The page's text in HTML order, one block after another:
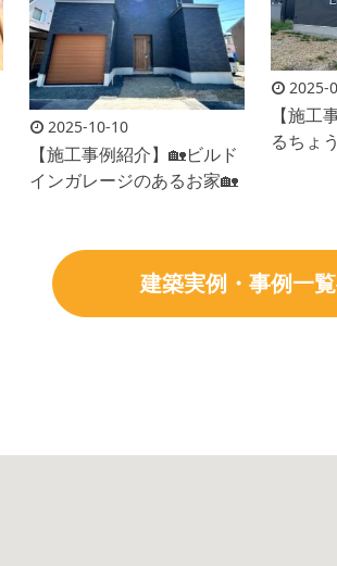
2025-10-10
【施工事例紹介】🏡ビルド
インガレージのあるお家🏡
2025-
【施工
るちょ
建築実例・事例一